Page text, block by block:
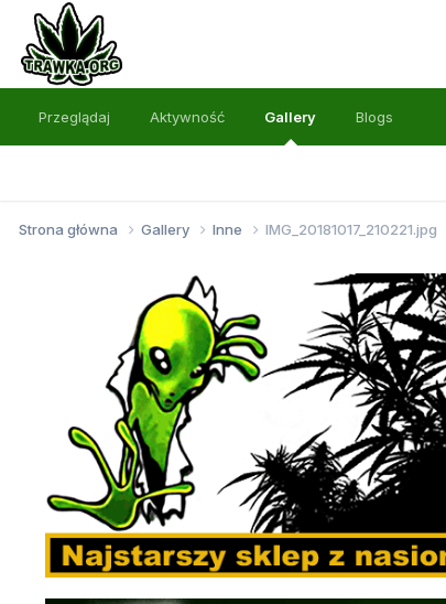
Przeglądaj Aktywność Gallery Blogs
Strona główna Gallery Inne IMG_20181017_210221.jpg